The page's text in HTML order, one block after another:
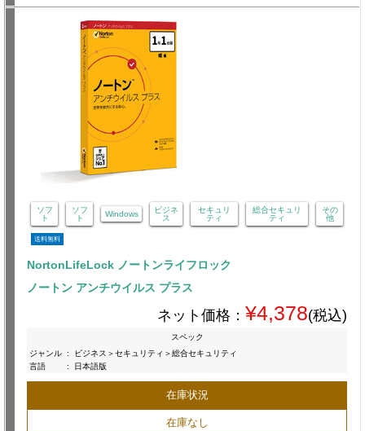
ソフ
ト
ソフ
ト
Windows
ビジネ
ス
セキュリ
ティ
総合セキュリ
ティ
その
他
送料無料
NortonLifeLock ノートンライフロック
ノートン アンチウイルス プラス
ネット価格： ¥4,378(税込)
スペック
ジャンル :
ビジネス＞セキュリティ＞総合セキュリティ
言語
: 日本語版
在庫状況
在庫なし